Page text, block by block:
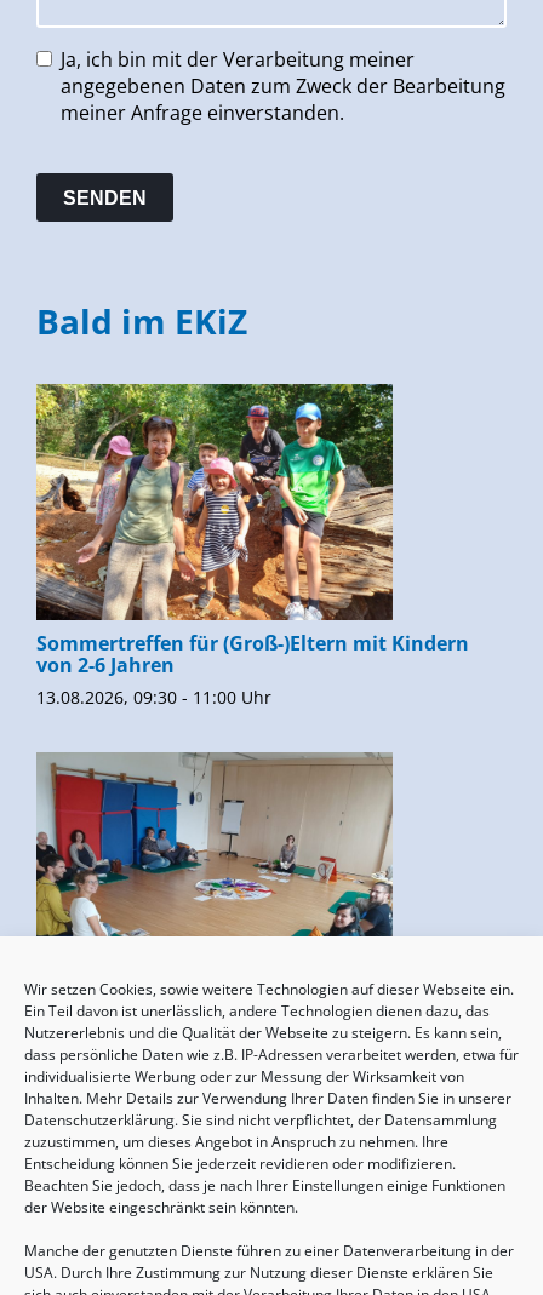
Wir setzen Cookies, sowie weitere Technologien auf dieser Webseite ein.
Ein Teil davon ist unerlässlich, andere Technologien dienen dazu, das
Nutzererlebnis und die Qualität der Webseite zu steigern. Es kann sein,
dass persönliche Daten wie z.B. IP-Adressen verarbeitet werden, etwa für
individualisierte Werbung oder zur Messung der Wirksamkeit von
Inhalten. Mehr Details zur Verwendung Ihrer Daten finden Sie in unserer
Datenschutzerklärung. Sie sind nicht verpflichtet, der Datensammlung
zuzustimmen, um dieses Angebot in Anspruch zu nehmen. Ihre
Entscheidung können Sie jederzeit revidieren oder modifizieren.
Beachten Sie jedoch, dass je nach Ihrer Einstellungen einige Funktionen
der Website eingeschränkt sein könnten.
Manche der genutzten Dienste führen zu einer Datenverarbeitung in der
USA. Durch Ihre Zustimmung zur Nutzung dieser Dienste erklären Sie
Ja, ich bin mit der Verarbeitung meiner
angegebenen Daten zum Zweck der Bearbeitung
meiner Anfrage einverstanden.
Bald im EKiZ
Sommertreffen für (Groß-)Eltern mit Kindern
von 2-6 Jahren
13.08.2026, 09:30 - 11:00 Uhr
Geburtsvorbereitung
15.08.2026, 10:00 - 17:00 Uhr